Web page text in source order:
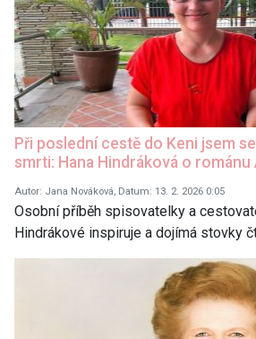
Při poslední cestě do Keni jsem
smrti: Hana Hindráková o
Autor: Jana Nováková, Datum: 13. 2. 2026 0:05
Osobní příběh spisovatelky a
Hindrákové inspiruje a dojímá stovky